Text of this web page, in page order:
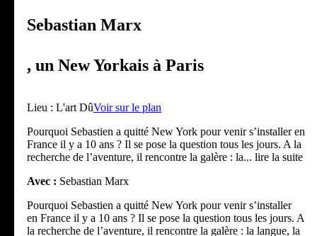
Sebastian Marx
, un New Yorkais à Paris
Lieu : L'art DûVoir sur le plan
Pourquoi Sebastien a quitté New York pour venir s’installer en
France il y a 10 ans ? Il se pose la question tous les jours. A la
recherche de l’aventure, il rencontre la galère : la... lire la suite
Avec : Sebastian Marx
Pourquoi Sebastien a quitté New York pour venir s’installer
en France il y a 10 ans ? Il se pose la question tous les jours. A
la recherche de l’aventure, il rencontre la galère : la langue, la